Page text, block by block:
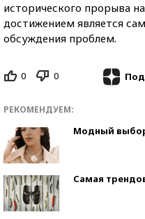
исторического прорыва
достижением является
обсуждения проблем.
0 0
РЕКОМЕНДУЕМ:
Модный
Самая